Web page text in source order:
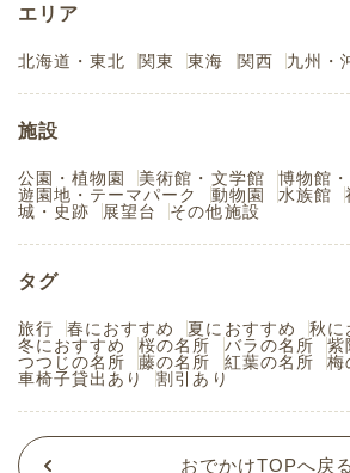
エリア
北海道・東北 関東 東海 関西 九州・
施設
公園・植物園 美術館・文学館
博物館
遊園地・テーマパーク
動物園 水族館
城・史跡
展望台 その他施設
タグ
旅行 春におすすめ 夏におすすめ
秋に
冬におすすめ
桜の名所 バラの名所
紫
つつじの名所
藤の名所 紅葉の名所 梅
車椅子貸出あり
割引あり
おでかけTOPへ戻る